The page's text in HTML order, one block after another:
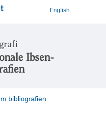
English
Ibsen-
bibliografien